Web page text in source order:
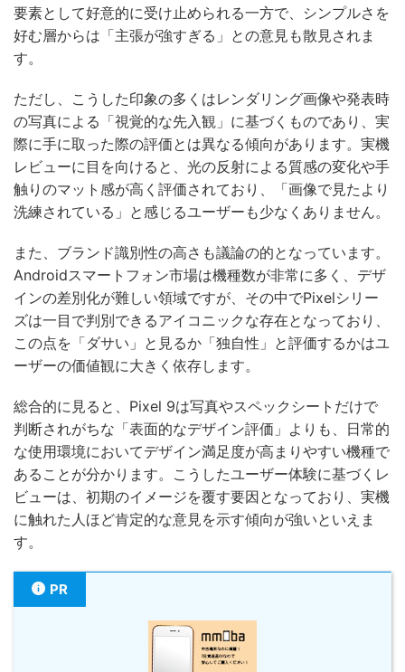
要素として好意的に受け止められる一方で、シンプルさを
好む層からは「主張が強すぎる」との意見も散見されま
す。
ただし、こうした印象の多くはレンダリング画像や発表時
の写真による「視覚的な先入観」に基づくものであり、実
際に手に取った際の評価とは異なる傾向があります。実機
レビューに目を向けると、光の反射による質感の変化や手
触りのマット感が高く評価されており、「画像で見たより
洗練されている」と感じるユーザーも少なくありません。
また、ブランド識別性の高さも議論の的となっています。
Androidスマートフォン市場は機種数が非常に多く、デザ
インの差別化が難しい領域ですが、その中でPixelシリー
ズは一目で判別できるアイコニックな存在となっており、
この点を「ダサい」と見るか「独自性」と評価するかはユ
ーザーの価値観に大きく依存します。
総合的に見ると、Pixel 9は写真やスペックシートだけで
判断されがちな「表面的なデザイン評価」よりも、日常的
な使用環境においてデザイン満足度が高まりやすい機種で
あることが分かります。こうしたユーザー体験に基づくレ
ビューは、初期のイメージを覆す要因となっており、実機
に触れた人ほど肯定的な意見を示す傾向が強いといえま
す。
PR